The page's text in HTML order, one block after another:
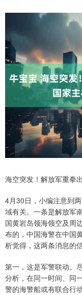
海空突发！解放军重拳
4月30日，小编注意到
域有关。一条是解放军
国黄岩岛领海领空及周
布的，中国海警在中国
析觉得，这两条消息的
第一，这是军警联动。
分析，在同一时间、同
警的海警船或有联合行